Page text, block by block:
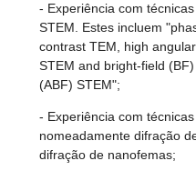
- Experiência com
STEM. Estes incluem
contrast TEM, high
STEM and bright-field
(ABF) STEM";
- Experiência com
nomeadamente difração
difração de nanofemas;